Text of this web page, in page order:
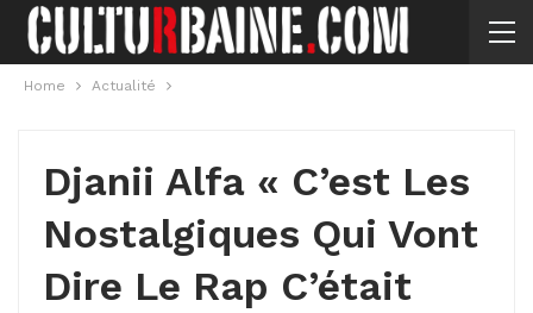
Home Actualité
Djanii Alfa « C’est Les
Nostalgiques Qui Vont
Dire Le Rap C’était